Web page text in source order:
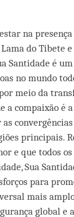
na
do Tibete
Santidade é
no mundo
meio da
a compaixão é
principais.
e que todos
Sua
para
mais
global e